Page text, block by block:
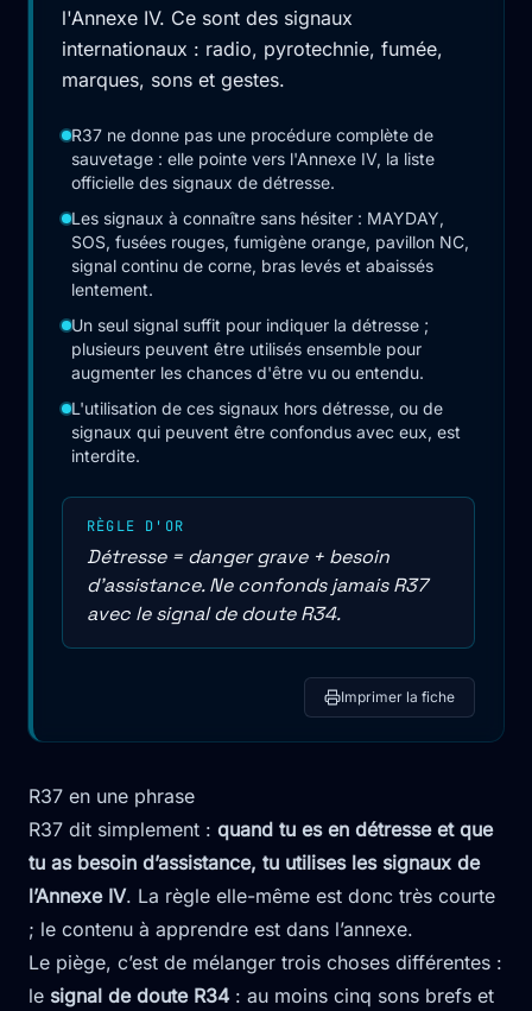
l'Annexe IV. Ce sont des signaux
internationaux : radio, pyrotechnie, fumée,
marques, sons et gestes.
R37 ne donne pas une procédure complète de
sauvetage : elle pointe vers l'Annexe IV, la liste
officielle des signaux de détresse.
Les signaux à connaître sans hésiter : MAYDAY,
SOS, fusées rouges, fumigène orange, pavillon NC,
signal continu de corne, bras levés et abaissés
lentement.
Un seul signal suffit pour indiquer la détresse ;
plusieurs peuvent être utilisés ensemble pour
augmenter les chances d'être vu ou entendu.
L'utilisation de ces signaux hors détresse, ou de
signaux qui peuvent être confondus avec eux, est
interdite.
RÈGLE D'OR
Détresse = danger grave + besoin
d'assistance. Ne confonds jamais R37
avec le signal de doute R34.
Imprimer la fiche
R37 en une phrase
R37 dit simplement : quand tu es en détresse et que
tu as besoin d’assistance, tu utilises les signaux de
l’Annexe IV. La règle elle-même est donc très courte
; le contenu à apprendre est dans l’annexe.
Le piège, c’est de mélanger trois choses différentes :
le signal de doute R34 : au moins cinq sons brefs et